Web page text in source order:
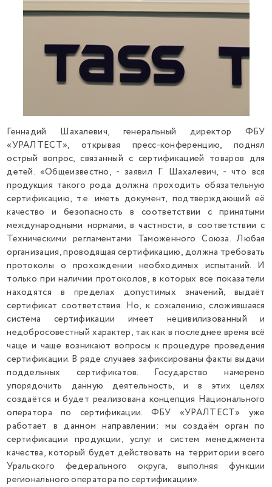
Геннадий Шахалевич, генеральный директор ФБУ
«УРАЛТЕСТ», открывая пресс-конференцию, поднял
острый вопрос, связанный с сертификацией товаров для
детей. «Общеизвестно, - заявил Г. Шахалевич, - что вся
продукция такого рода должна проходить обязательную
сертификацию, т.е. иметь документ, подтверждающий её
качество и безопасность в соответствии с принятыми
международными нормами, в частности, в соответствии с
Техническими регламентами Таможенного Союза. Любая
организация, проводящая сертификацию, должна требовать
протоколы о прохождении необходимых испытаний. И
только при наличии протоколов, в которых все показатели
находятся в пределах допустимых значений, выдаёт
сертификат соответствия. Но, к сожалению, сложившаяся
система сертификации имеет нецивилизованный и
недобросовестный характер, так как в последнее время всё
чаще и чаще возникают вопросы к процедуре проведения
сертификации. В ряде случаев зафиксированы факты выдачи
поддельных сертификатов. Государство намерено
упорядочить данную деятельность, и в этих целях
создаётся и будет реализована концепция Национального
оператора по сертификации. ФБУ «УРАЛТЕСТ» уже
работает в данном направлении: мы создаём орган по
сертификации продукции, услуг и систем менеджмента
качества, который будет действовать на территории всего
Уральского федерального округа, выполняя функции
регионального оператора по сертификации».